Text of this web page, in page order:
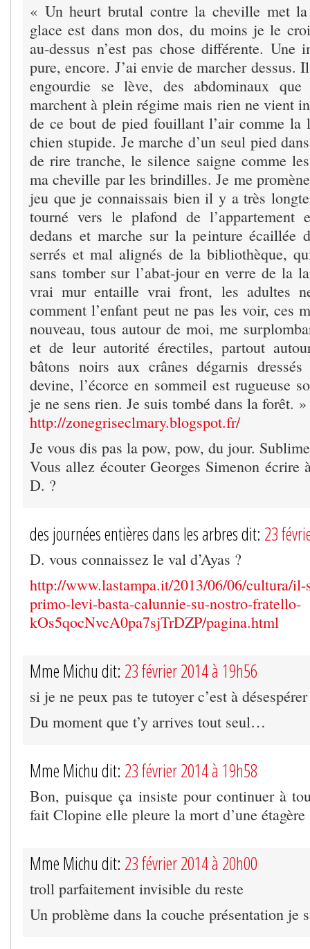
« Un heurt brutal contre la cheville met
glace est dans mon dos, du moins je le
au-dessus n’est pas chose différente. Une
pure, encore. J’ai envie de marcher dessus.
engourdie se lève, des abdominaux
marchent à plein régime mais rien ne vient
de ce bout de pied fouillant l’air comme la
chien stupide. Je marche d’un seul pied
de rire tranche, le silence saigne comme
ma cheville par les brindilles. Je me
jeu que je connaissais bien il y a très
tourné vers le plafond de l’appartement
dedans et marche sur la peinture écaillée
serrés et mal alignés de la bibliothèque,
sans tomber sur l’abat-jour en verre de la
vrai mur entaille vrai front, les adultes
comment l’enfant peut ne pas les voir, ces
nouveau, tous autour de moi, me
et de leur autorité érectiles, partout
bâtons noirs aux crânes dégarnis
devine, l’écorce en sommeil est rugueuse
je ne sens rien. Je suis tombé dans la forêt. »
http://zonegriseclmary.blogspot.fr/
Je vous dis pas la pow, pow, du jour.
Vous allez écouter Georges Simenon écrire
D. ?
des journées entières dans les arbres dit: 23
D. vous connaissez le val d’Ayas ?
http://www.lastampa.it/2013/06/06/cultura/
primo-levi-basta-calunnie-su-nostro-fratello-
kOs5qocNvcA0pa7sjTrDZP/pagina.html
Mme Michu dit: 23 février 2014 à 19h56
si je ne peux pas te tutoyer c’est à désespérer
Du moment que t’y arrives tout seul…
Mme Michu dit: 23 février 2014 à 19h58
Bon, puisque ça insiste pour continuer à
fait Clopine elle pleure la mort d’une étagère
Mme Michu dit: 23 février 2014 à 20h00
troll parfaitement invisible du reste
Un problème dans la couche présentation je